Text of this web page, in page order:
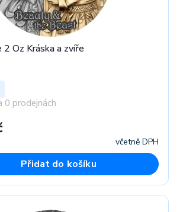
2 Oz Kráska a zvíře
0 prodejnách
včetně DPH
Přidat do košíku